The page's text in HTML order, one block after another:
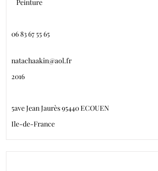
Peinture
06 83 67 55 65
natachaakin@aol.fr
2016
5ave Jean Jaurès 95440 ECOUEN
Ile-de-France